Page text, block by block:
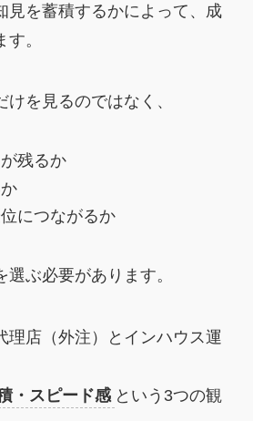
見を蓄積するかによって、成
。
を見るのではなく、
残るか
につながるか
ぶ必要があります。
理店（外注）とインハウス運
・スピード感 という3つの観